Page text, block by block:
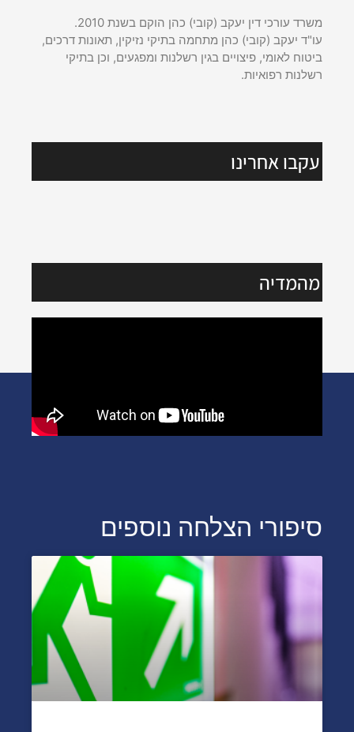
משרד עורכי דין יעקב (קובי) כהן הוקם בשנת 2010.
עו"ד יעקב (קובי) כהן מתחמה בתיקי נזיקין, תאונות דרכים,
ביטוח לאומי, פיצויים בגין רשלנות ומפגעים, וכן בתיקי
רשלנות רפואיות.
עקבו אחרינו
מהמדיה
סיפורי הצלחה נוספים